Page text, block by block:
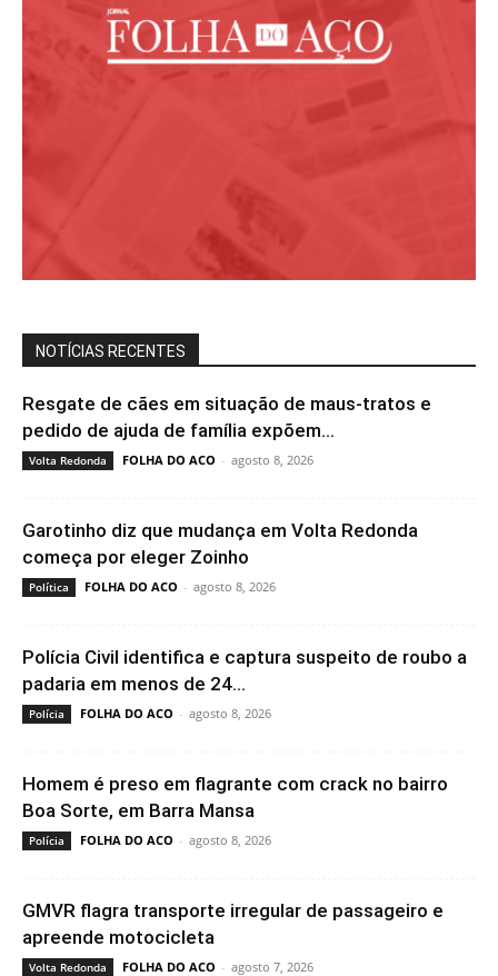
NOTÍCIAS RECENTES
Resgate de cães em situação de maus-tratos e
pedido de ajuda de família expõem...
Volta Redonda FOLHA DO ACO - agosto 8, 2026
Garotinho diz que mudança em Volta Redonda
começa por eleger Zoinho
Política FOLHA DO ACO - agosto 8, 2026
Polícia Civil identifica e captura suspeito de roubo a
padaria em menos de 24...
Polícia FOLHA DO ACO - agosto 8, 2026
Homem é preso em flagrante com crack no bairro
Boa Sorte, em Barra Mansa
Polícia FOLHA DO ACO - agosto 8, 2026
GMVR flagra transporte irregular de passageiro e
apreende motocicleta
Volta Redonda FOLHA DO ACO - agosto 7, 2026